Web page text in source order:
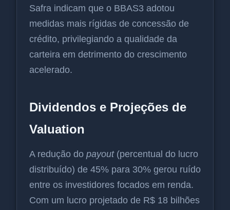
Safra indicam que o BBAS3 adotou
medidas mais rígidas de concessão de
crédito, privilegiando a qualidade da
carteira em detrimento do crescimento
acelerado.
Dividendos e Projeções de
Valuation
A redução do payout(percentual do lucro
distribuído) de 45% para 30% gerou ruído
entre os investidores focados em renda.
Com um lucro projetado de R$ 18 bilhões